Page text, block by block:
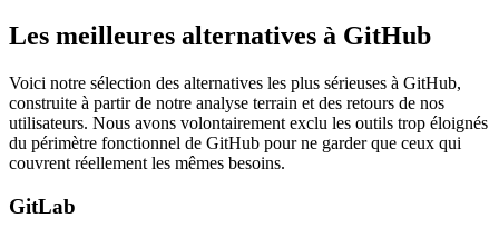
Les meilleures alternatives à GitHub
Voici notre sélection des alternatives les plus sérieuses à GitHub,
construite à partir de notre analyse terrain et des retours de nos
utilisateurs. Nous avons volontairement exclu les outils trop éloignés
du périmètre fonctionnel de GitHub pour ne garder que ceux qui
couvrent réellement les mêmes besoins.
GitLab